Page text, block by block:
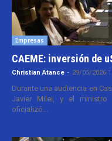
Empresas
CAEME: inversión de
Christian Atance - 29/05/2026
Durante una audiencia en
Javier Milei, y el ministro
oficializó...